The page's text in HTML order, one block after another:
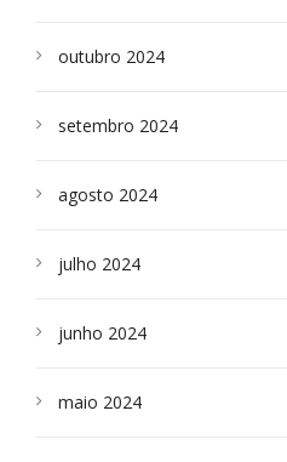
outubro 2024
setembro 2024
agosto 2024
julho 2024
junho 2024
maio 2024